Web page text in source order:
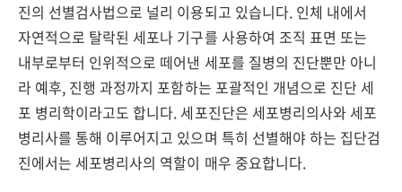
진의 선별검사법으로 널리 이용되고 있습니다. 인체 내에서
자연적으로 탈락된 세포나 기구를 사용하여 조직 표면 또는
내부로부터 인위적으로 떼어낸 세포를 질병의 진단뿐만 아니
라 예후, 진행 과정까지 포함하는 포괄적인 개념으로 진단 세
포 병리학이라고도 합니다. 세포진단은 세포병리의사와 세포
병리사를 통해 이루어지고 있으며 특히 선별해야 하는 집단검
진에서는 세포병리사의 역할이 매우 중요합니다.